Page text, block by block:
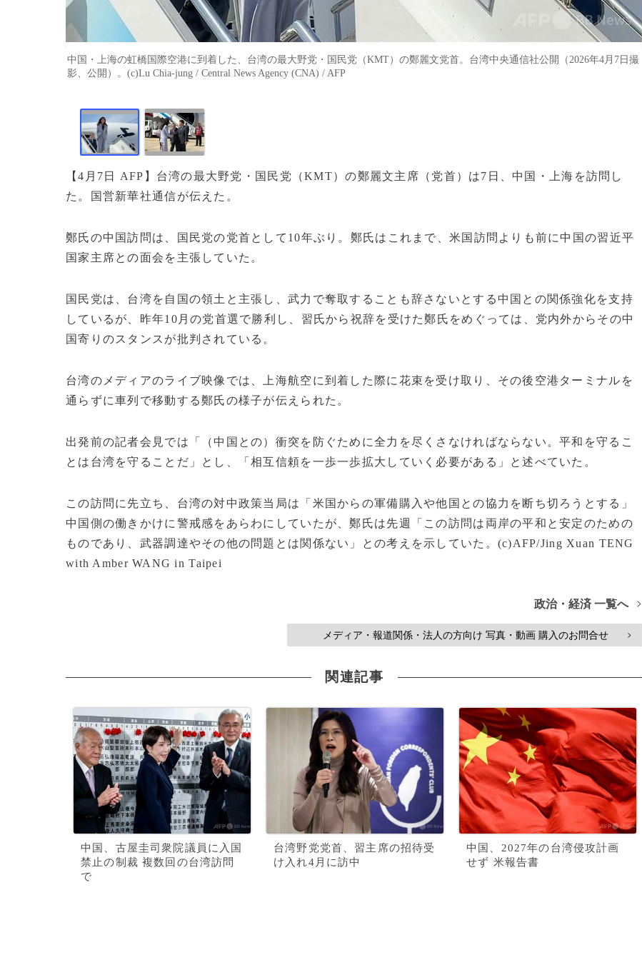
中国・上海の虹橋国際空港に到着した、台湾の最大野党・国民党（KMT）の鄭麗文党首。台湾中央通信社公開（2026年4月7日撮
影、公開）。(c)Lu Chia-jung / Central News Agency (CNA) / AFP
【4月7日 AFP】台湾の最大野党・国民党（KMT）の鄭麗文主席（党首）は7日、中国・上海を訪問し
た。国営新華社通信が伝えた。
鄭氏の中国訪問は、国民党の党首として10年ぶり。鄭氏はこれまで、米国訪問よりも前に中国の習近平
国家主席との面会を主張していた。
国民党は、台湾を自国の領土と主張し、武力で奪取することも辞さないとする中国との関係強化を支持
しているが、昨年10月の党首選で勝利し、習氏から祝辞を受けた鄭氏をめぐっては、党内外からその中
国寄りのスタンスが批判されている。
台湾のメディアのライブ映像では、上海航空に到着した際に花束を受け取り、その後空港ターミナルを
通らずに車列で移動する鄭氏の様子が伝えられた。
出発前の記者会見では「（中国との）衝突を防ぐために全力を尽くさなければならない。平和を守るこ
とは台湾を守ることだ」とし、「相互信頼を一歩一歩拡大していく必要がある」と述べていた。
この訪問に先立ち、台湾の対中政策当局は「米国からの軍備購入や他国との協力を断ち切ろうとする」
中国側の働きかけに警戒感をあらわにしていたが、鄭氏は先週「この訪問は両岸の平和と安定のための
ものであり、武器調達やその他の問題とは関係ない」との考えを示していた。(c)AFP/Jing Xuan TENG
with Amber WANG in Taipei
政治・経済 一覧へ >
メディア・報道関係・法人の方向け 写真・動画 購入のお問合せ >
関連記事
中国、古屋圭司衆院議員に入国
禁止の制裁 複数回の台湾訪問
で
台湾野党党首、習主席の招待受
け入れ4月に訪中
中国、2027年の台湾侵攻計画
せず 米報告書